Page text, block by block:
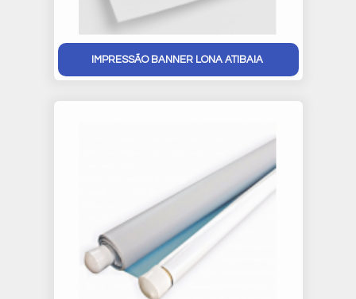
IMPRESSÃO BANNER LONA ATIBAIA